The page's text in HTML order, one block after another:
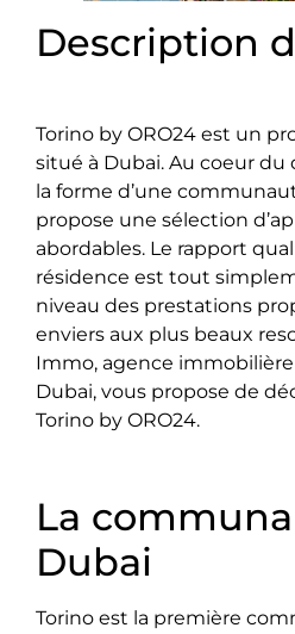
Description
Torino by ORO24 est un
situé à Dubai. Au coeur du
la forme d’une
propose une sélection
abordables. Le rapport
résidence est tout
niveau des prestations
enviers aux plus beaux
Immo, agence immobilière
Dubai, vous propose de
Torino by ORO24.
La
Dubai
Torino est la première